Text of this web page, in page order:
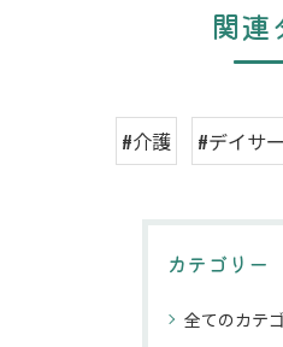
関連
#介護 #デイサ
カテゴリー
全てのカテ